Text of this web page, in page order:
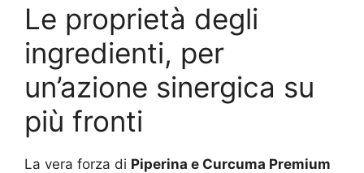
Le proprietà degli
ingredienti, per
un’azione sinergica su
più fronti
La vera forza di Piperina e Curcuma Premium